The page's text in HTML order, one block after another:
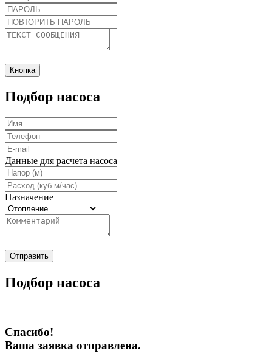
Кнопка
Подбор насоса
Данные для расчета насоса
Назначение
Отправить
Подбор насоса
Спасибо!
Ваша заявка отправлена.